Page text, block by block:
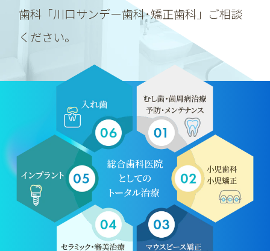
歯科「川口サンデー歯科･矯正歯科」ご相談
ください。